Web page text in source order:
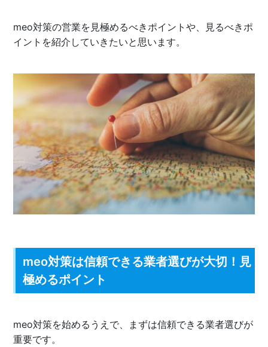
meo対策の営業を見極めるべきポイントや、見るべきポ
イントを紹介していきたいと思います。
meo対策は信頼できる業者選びが大切！見
極めるポイント
meo対策を始めるうえで、まずは信頼できる業者選びが
重要です。